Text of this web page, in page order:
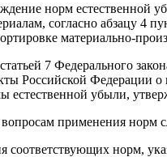
норм естественной
согласно абзацу 4
материально-
7 Федерального
Российской Федерации
естественной убыли,
применения норм
соответствующих норм,